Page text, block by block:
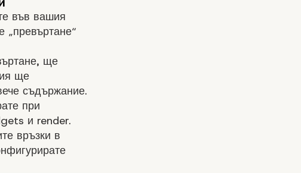
във вашия
„превъртане“
ще
ще
съдържание.
при
и render.
връзки в